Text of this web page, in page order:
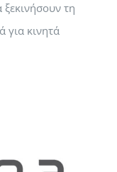
τη
για κινητά